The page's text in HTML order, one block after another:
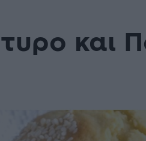
και